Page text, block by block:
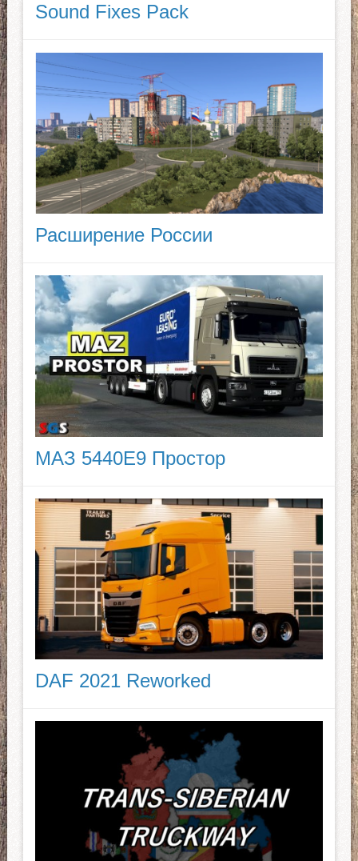
Sound Fixes Pack
Расширение России
МАЗ 5440E9 Простор
DAF 2021 Reworked